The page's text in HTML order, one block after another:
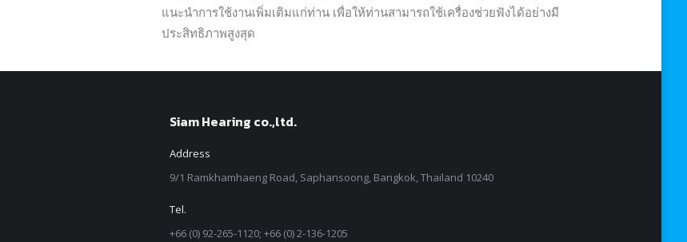
แนะนำการใช้งานเพิ่มเติมแก่ท่าน เพื่อให้ท่านสามารถใช้เครื่องช่วยฟังได้อย่างมี
ประสิทธิภาพสูงสุด
Siam Hearing co.,ltd.
Address
9/1 Ramkhamhaeng Road, Saphansoong, Bangkok, Thailand 10240
Tel.
+66 (0) 92-265-1120; +66 (0) 2-136-1205